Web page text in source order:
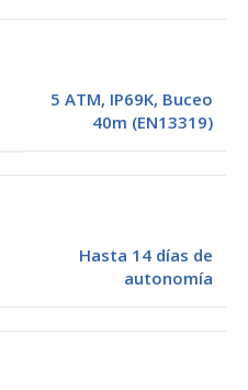
5 ATM, IP69K, Buceo
40m (EN13319)
Hasta 14 días de
autonomía